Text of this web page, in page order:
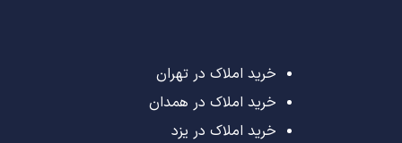
خرید املاک در تهران
خرید املاک در همدان
خرید املاک در یزد